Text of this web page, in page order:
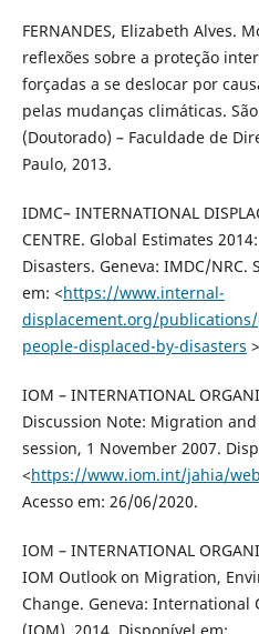
FERNANDES, Elizabeth Alves.
reflexões sobre a proteção
forçadas a se deslocar por
pelas mudanças climáticas.
(Doutorado) – Faculdade de
Paulo, 2013.
IDMC– INTERNATIONAL
CENTRE. Global Estimates
Disasters. Geneva: IMDC/
em: <https://www.internal-
displacement.org/
people-displaced-by-disasters
IOM – INTERNATIONAL
Discussion Note: Migration
session, 1 November 2007.
<https://www.iom.int/jahia/
Acesso em: 26/06/2020.
IOM – INTERNATIONAL
IOM Outlook on Migration,
Change. Geneva: